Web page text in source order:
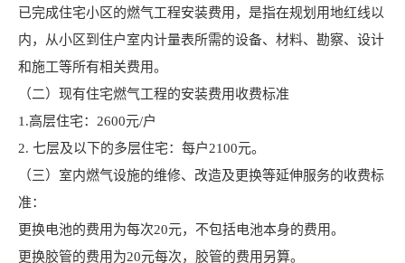
已完成住宅小区的燃气工程安装费用，是指在规划用地红线以
内，从小区到住户室内计量表所需的设备、材料、勘察、设计
和施工等所有相关费用。
（二）现有住宅燃气工程的安装费用收费标准
1.高层住宅：2600元/户
2. 七层及以下的多层住宅：每户2100元。
（三）室内燃气设施的维修、改造及更换等延伸服务的收费标
准：
更换电池的费用为每次20元，不包括电池本身的费用。
更换胶管的费用为20元每次，胶管的费用另算。